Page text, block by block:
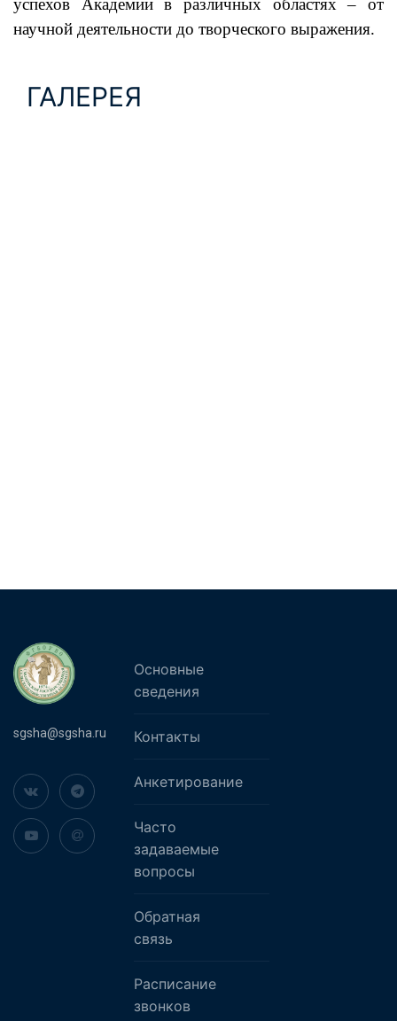
успехов Академии в различных областях – от
научной деятельности до творческого выражения.
ГАЛЕРЕЯ
sgsha@sgsha.ru
Основные
сведения
Контакты
Анкетирование
Часто
задаваемые
вопросы
Обратная
связь
Расписание
звонков